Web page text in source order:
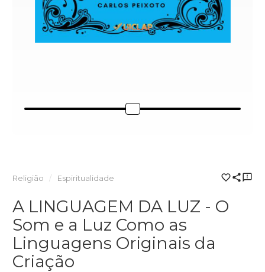
Religião Espiritualidade
A LINGUAGEM DA LUZ - O
Som e a Luz Como as
Linguagens Originais da
Criação